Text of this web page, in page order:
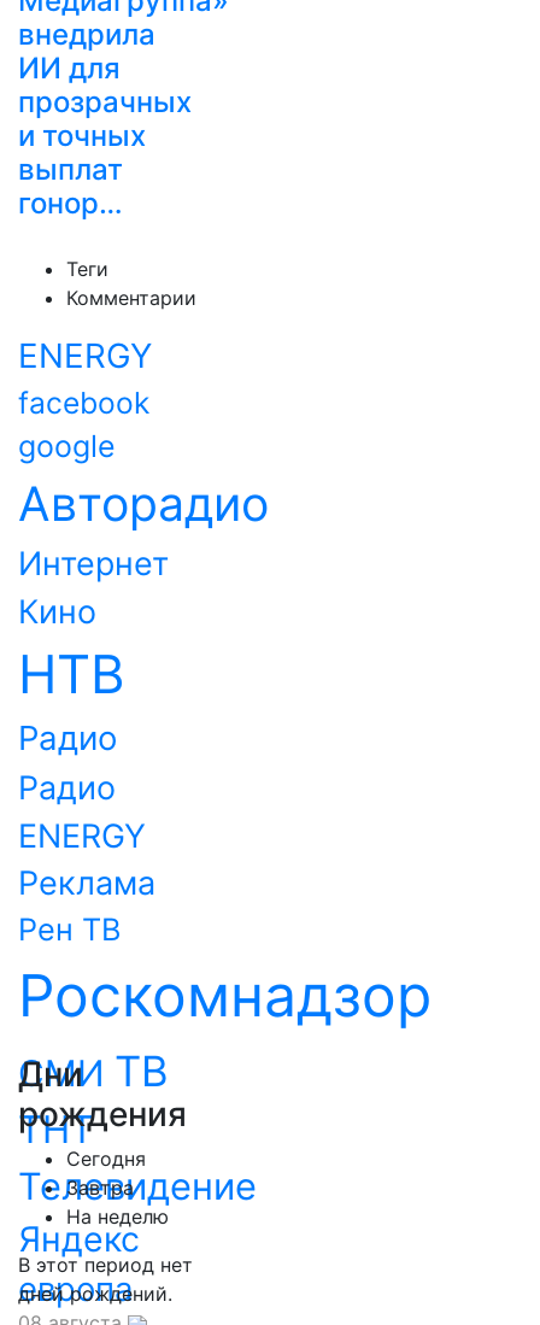
внедрила
ИИ для
прозрачных
и точных
выплат
гонор…
Теги
Комментарии
ENERGY
facebook
google
Авторадио
Интернет
Кино
НТВ
Радио
Радио
ENERGY
Реклама
Рен ТВ
Роскомнадзор
СМИ ТВ
ТНТ
Телевидение
Яндекс
европа
Дни
рождения
Сегодня
Завтра
На неделю
В этот период нет
дней рождений.